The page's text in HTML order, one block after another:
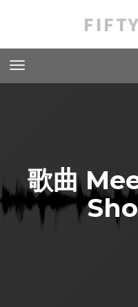
歌曲